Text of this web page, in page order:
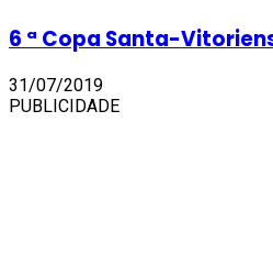
6 ª Copa Santa-
31/07/2019
PUBLICIDADE